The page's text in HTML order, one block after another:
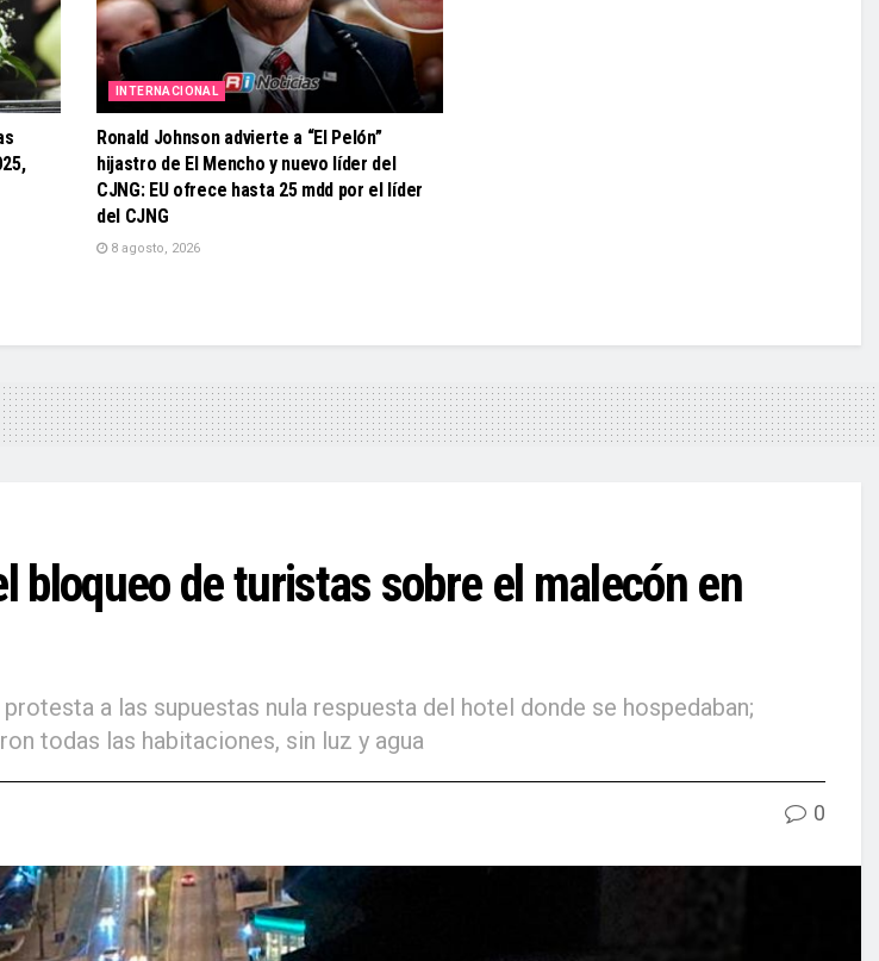
INTERNACIONAL
Ronald Johnson advierte a “El Pelón”
hijastro de El Mencho y nuevo líder del
CJNG: EU ofrece hasta 25 mdd por el líder
del CJNG
8 agosto, 2026
bloqueo de turistas sobre el malecón en
a las supuestas nula respuesta del hotel donde se hospedaban;
todas las habitaciones, sin luz y agua
0